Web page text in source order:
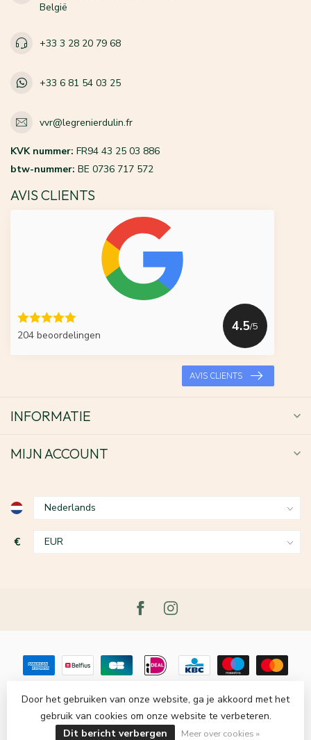
België
+33 3 28 20 79 68
+33 6 81 54 03 25
vvr@legrenierdulin.fr
KVK nummer: FR94 43 25 03 886
btw-nummer: BE 0736 717 572
AVIS CLIENTS
204 beoordelingen
4.5/5
AVIS CLIENTS
INFORMATIE
MIJN ACCOUNT
€
© Copyright 2026 Le Grenier du Lin- Powered byLightspeed
Lightspeed designby Dyvelopment
Door het gebruiken van onze website, ga je akkoord met het
gebruik van cookies om onze website te verbeteren.
Dit bericht verbergen
Meer over cookies »